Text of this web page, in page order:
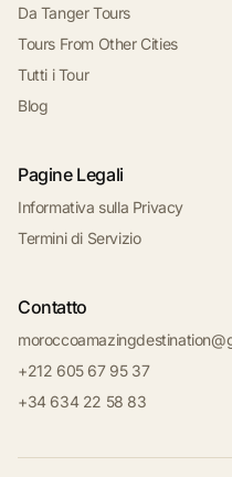
Da Tanger Tours
Tours From Other Cities
Tutti i Tour
Blog
Pagine Legali
Informativa sulla Privacy
Termini di Servizio
Contatto
+212 605 67 95 37
+34 634 22 58 83